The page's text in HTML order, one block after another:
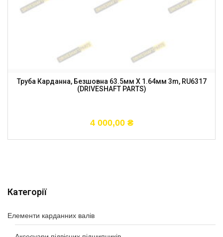
Категорії
Елементи карданних валів
Труба Карданна, Безшовна 63.5мм X 1.64мм 3m, RU6317
(DRIVESHAFT PARTS)
4 000,00 ₴